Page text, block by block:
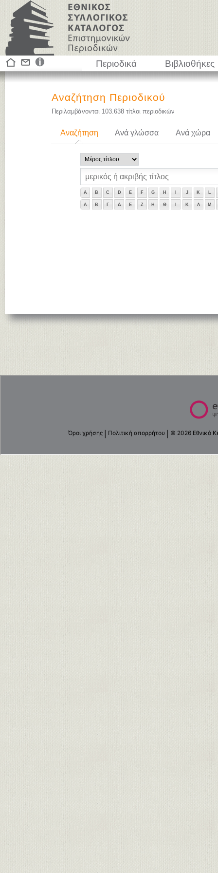
Περιοδικά Βιβλιοθήκες
Αναζήτηση Περιοδικού
Περιλαμβάνονται 103.638 τίτλοι περιοδικών
Αναζήτηση Ανά γλώσσα Ανά χώρα
A B C D E F G H J K L
Α Β Γ Δ Ε Ζ Η Θ Κ Λ Μ